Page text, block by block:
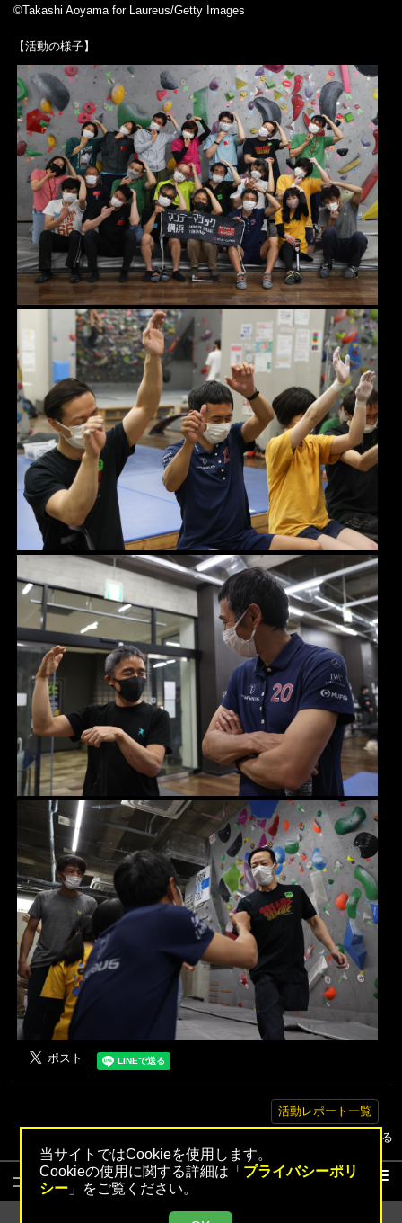
当サイトではCookieを使用します。
Cookieの使用に関する詳細は「 プライバシーポリ
シー」をご覧ください。
©Takashi Aoyama for Laureus/Getty Images
【活動の様子】
活動レポート一覧
▲トップへ戻る
コンテンツ